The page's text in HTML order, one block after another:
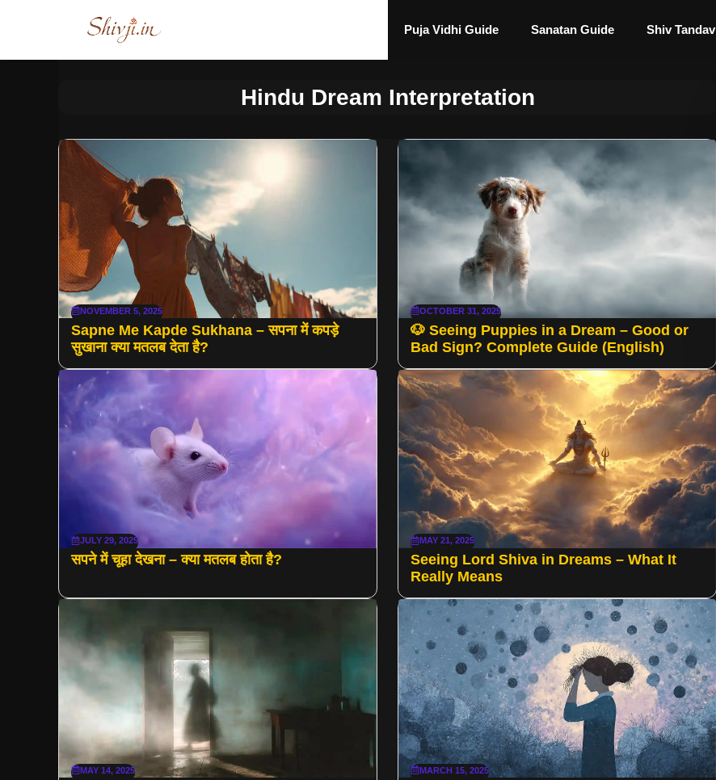
Puja Vidhi Guide Sanatan Guide Shiv Tandav
Hindu Dream Interpretation
NOVEMBER 5, 2025
Sapne Me Kapde Sukhana – सपना में कपड़े
सुखाना क्या मतलब देता है?
OCTOBER 31, 2025
🐶 Seeing Puppies in a Dream – Good or
Bad Sign? Complete Guide (English)
JULY 29, 2025
सपने में चूहा देखना – क्या मतलब होता है?
MAY 21, 2025
Seeing Lord Shiva in Dreams – What It
Really Means
MAY 14, 2025 MARCH 15, 2025